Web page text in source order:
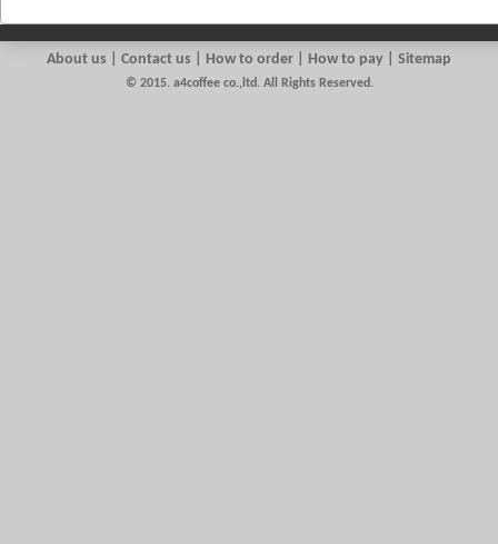
About us Contact us | How to order | How to pay | Sitemap
© 2015. a4coffee co.,ltd. All Rights Reserved.